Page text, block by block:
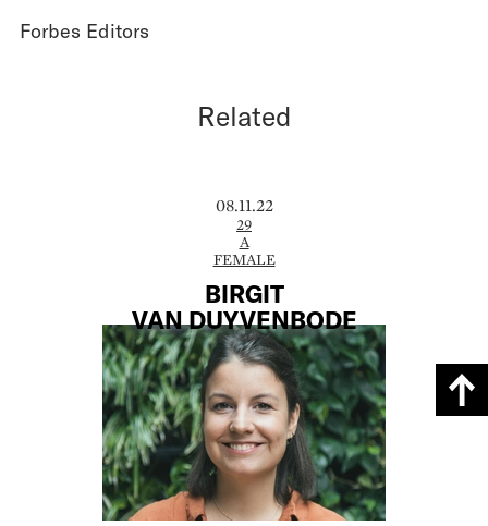
Forbes Editors
Related
08.11.22
29
A
FEMALE
BIRGIT
VAN DUYVENBODE